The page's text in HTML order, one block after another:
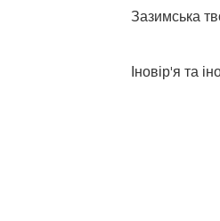
Зазимська
Іновір'я та